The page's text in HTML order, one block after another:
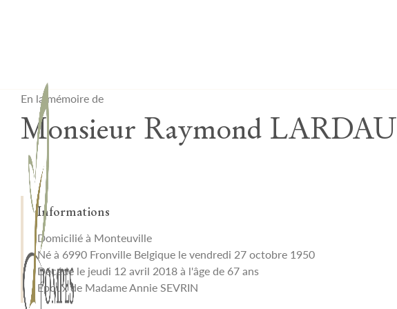
En la mémoire de
Monsieur Raymond LARDAU
Informations
Domicilié à Monteuville
Né à 6990 Fronville Belgique le vendredi 27 octobre 1950
Décédé le jeudi 12 avril 2018 à l'âge de 67 ans
Époux de Madame Annie SEVRIN